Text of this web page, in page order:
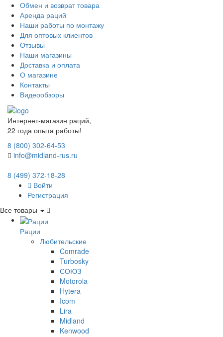
Обмен и возврат товара
Аренда раций
Наши работы по монтажу
Для оптовых клиентов
Отзывы
Наши магазины
Доставка и оплата
О магазине
Контакты
Видеообзоры
Интернет-магазин раций,
22 года опыта работы!
8 (800) 302-64-53
info@midland-rus.ru
8 (499) 372-18-28
Войти
Регистрация
Все товары
Рации
Любительские
Comrade
Turbosky
СОЮЗ
Motorola
Hytera
Icom
Lira
Midland
Kenwood